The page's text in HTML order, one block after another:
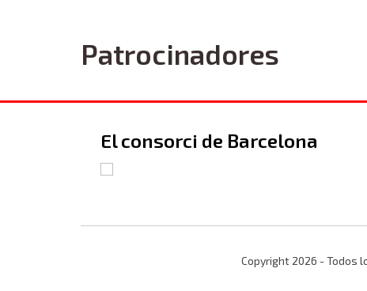
Patrocinadores
El consorci de Barcelona
Copyright 2026 - Todos